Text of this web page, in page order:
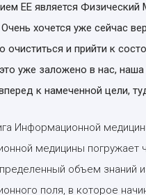
ЕЕ является
хочется уже сейчас
очиститься и прийти к
уже заложено в нас,
к намеченной цели,
Информационной
медицины погружает
объем знаний
поля, в которое